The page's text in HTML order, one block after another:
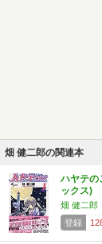
畑 健二郎の関連本
ハヤテの
ックス)
畑 健二郎
登録